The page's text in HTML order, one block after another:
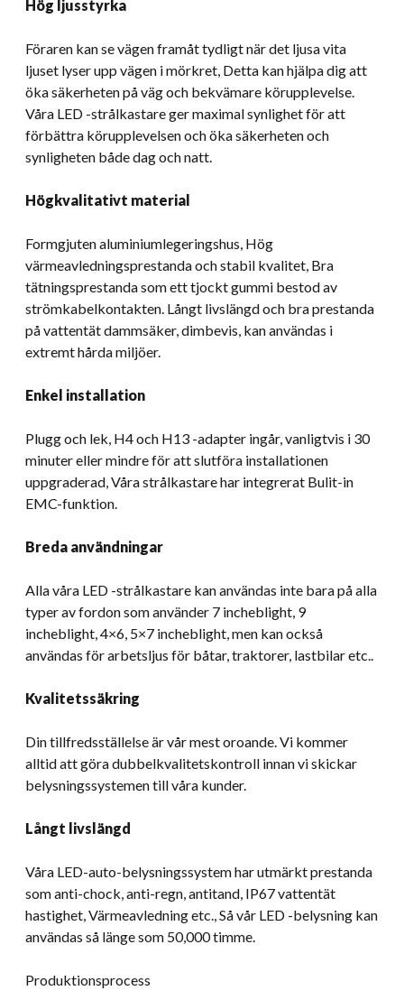
Hög ljusstyrka
Föraren kan se vägen framåt tydligt när det ljusa vita
ljuset lyser upp vägen i mörkret, Detta kan hjälpa dig att
öka säkerheten på väg och bekvämare körupplevelse.
Våra LED -strålkastare ger maximal synlighet för att
förbättra körupplevelsen och öka säkerheten och
synligheten både dag och natt.
Högkvalitativt material
Formgjuten aluminiumlegeringshus, Hög
värmeavledningsprestanda och stabil kvalitet, Bra
tätningsprestanda som ett tjockt gummi bestod av
strömkabelkontakten. Långt livslängd och bra prestanda
på vattentät dammsäker, dimbevis, kan användas i
extremt hårda miljöer.
Enkel installation
Plugg och lek, H4 och H13 -adapter ingår, vanligtvis i 30
minuter eller mindre för att slutföra installationen
uppgraderad, Våra strålkastare har integrerat Bulit-in
EMC-funktion.
Breda användningar
Alla våra LED -strålkastare kan användas inte bara på alla
typer av fordon som använder 7 incheblight, 9
incheblight, 4×6, 5×7 incheblight, men kan också
användas för arbetsljus för båtar, traktorer, lastbilar etc..
Kvalitetssäkring
Din tillfredsställelse är vår mest oroande. Vi kommer
alltid att göra dubbelkvalitetskontroll innan vi skickar
belysningssystemen till våra kunder.
Långt livslängd
Våra LED-auto-belysningssystem har utmärkt prestanda
som anti-chock, anti-regn, antitand, IP67 vattentät
hastighet, Värmeavledning etc., Så vår LED -belysning kan
användas så länge som 50,000 timme.
Produktionsprocess